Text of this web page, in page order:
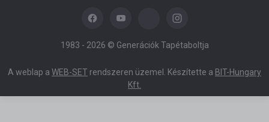
1983 - 2026 © Generációk Tapétaboltja
A weblap a WEB-SET rendszeren üzemel. Készítette a BIT-Hungary
Kft.